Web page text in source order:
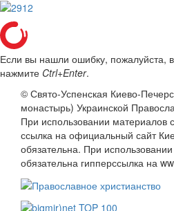
Если вы нашли ошибку, пожалуйста,
нажмите Ctrl+Enter.
© Свято-Успенская Киево-
монастырь) Украинской
При использовании материалов
ссылка на официальный сайт
обязательна. При
обязательна гипперссылка на